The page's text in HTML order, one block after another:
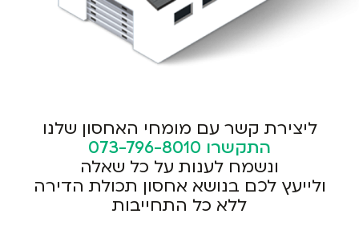
ליצירת קשר עם מומחי האחסון שלנו
התקשרו 073-796-8010
ונשמח לענות על כל שאלה
ולייעץ לכם בנושא אחסון תכולת הדירה
ללא כל התחייבות